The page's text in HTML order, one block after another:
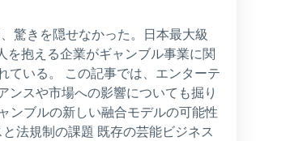
驚きを隠せなかった。日本最大級
を抱える企業がギャンブル事業に関
ている。 この記事では、エンターテ
スや市場への影響についても掘り
ンブルの新しい融合モデルの可能性
法規制の課題 既存の芸能ビジネス